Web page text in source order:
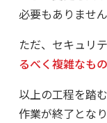
必要もありません
ただ、セキュリ
るべく複雑なもの
以上の工程を踏
作業が終了となり